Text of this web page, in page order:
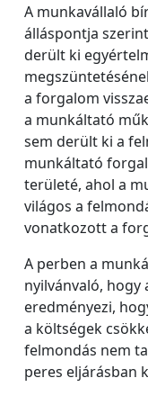
A munkavállaló
álláspontja
derült ki
a forgalom
a munkáltató
sem derült ki a
munkáltató
területé, ahol a
világos a
vonatkozott a
A perben a
nyilvánvaló, hogy
eredményezi,
a költségek
felmondás nem
peres eljárásban